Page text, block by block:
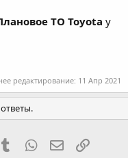
ТО Toyota у
редактирование: 11 Апр 2021
Tumblr WhatsApp Ссылка